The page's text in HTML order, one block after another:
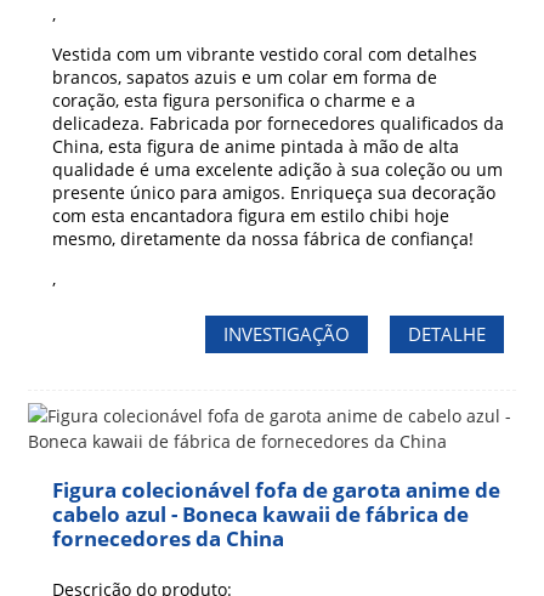
,
Vestida com um vibrante vestido coral com detalhes
brancos, sapatos azuis e um colar em forma de
coração, esta figura personifica o charme e a
delicadeza. Fabricada por fornecedores qualificados da
China, esta figura de anime pintada à mão de alta
qualidade é uma excelente adição à sua coleção ou um
presente único para amigos. Enriqueça sua decoração
com esta encantadora figura em estilo chibi hoje
mesmo, diretamente da nossa fábrica de confiança!
,
INVESTIGAÇÃO DETALHE
Figura colecionável fofa de garota anime de
cabelo azul - Boneca kawaii de fábrica de
fornecedores da China
Descrição do produto: